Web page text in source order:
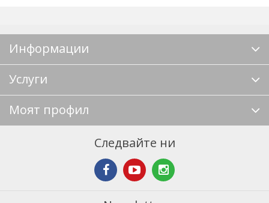
Информации
Услуги
Моят профил
Следвайте ни